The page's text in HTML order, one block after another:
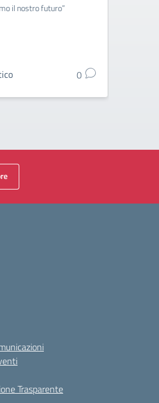
il nostro futuro”
0
Trasparente